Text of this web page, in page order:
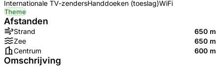
Internationale TV-zendersHanddoeken (toeslag)WiFi
Theme
Afstanden
Strand
650 m
Zee
650 m
Centrum
600 m
Omschrijving